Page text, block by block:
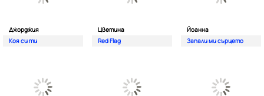
Джорджия
Коя си ти
Цветина
Red Flag
Йоанна
Запали ми сърцето